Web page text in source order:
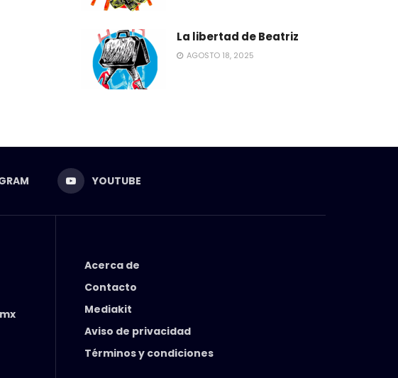
La libertad de Beatriz
AGOSTO 18, 2025
YOUTUBE
Acerca de
Contacto
Mediakit
Aviso de privacidad
Términos y condiciones